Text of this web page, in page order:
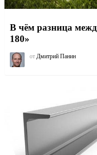
В чём разница
180»
от Дмитрий Панин